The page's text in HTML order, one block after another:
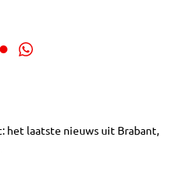
het laatste nieuws uit Brabant,